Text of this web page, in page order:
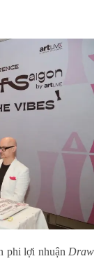
phi lợi nhuận Draw